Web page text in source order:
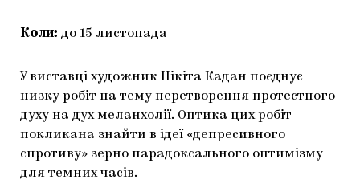
Коли: до 15 листопада
У виставці художник Нікіта Кадан поєднує
низку робіт на тему перетворення протестного
духу на дух меланхолії. Оптика цих робіт
покликана знайти в ідеї «депресивного
спротиву» зерно парадоксального оптимізму
для темних часів.